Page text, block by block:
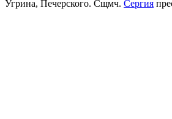
Угрина, Печерского. Сщмч. Сергия